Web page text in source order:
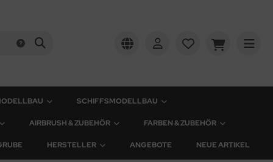
SCHIFFSMODELLBAU
AIRBRUSH & ZUBEHÖR FARBEN & ZUBEHÖR
HERSTELLER ANGEBOTE NEUE ARTIKEL